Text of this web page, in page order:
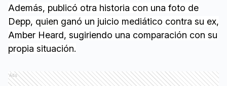
Además, publicó otra historia con una foto de
Depp, quien ganó un juicio mediático contra su ex,
Amber Heard, sugiriendo una comparación con su
propia situación.
Ads